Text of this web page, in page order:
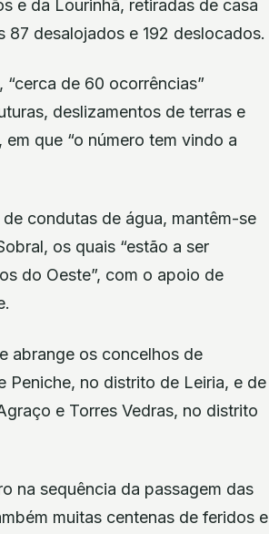
e da Lourinhã, retiradas de casa
desalojados e 192 deslocados.
de 60 ocorrências”
deslizamentos de terras e
que “o número tem vindo a
condutas de água, mantêm-se
os quais “estão a ser
do Oeste”, com o apoio de
abrange os concelhos de
Peniche, no distrito de Leiria, e de
e Torres Vedras, no distrito
na sequência da passagem das
muitas centenas de feridos e